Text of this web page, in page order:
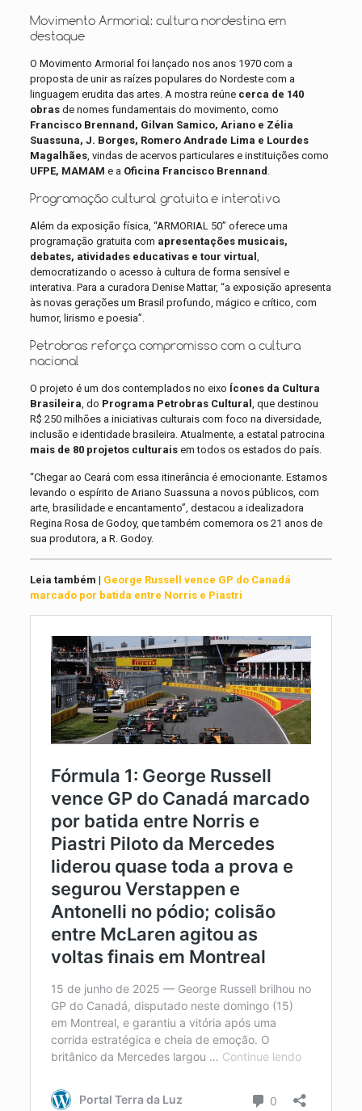
Movimento Armorial: cultura nordestina em
destaque
O Movimento Armorial foi lançado nos anos 1970 com a
proposta de unir as raízes populares do Nordeste com a
linguagem erudita das artes. A mostra reúne cerca de 140
obrasde nomes fundamentais do movimento, como
Francisco Brennand, Gilvan Samico, Ariano e Zélia
Suassuna, J. Borges, Romero Andrade Lima e Lourdes
Magalhães, vindas de acervos particulares e instituições como
UFPE, MAMAM e a Oficina Francisco Brennand
Programação cultural gratuita e interativa
Além da exposição física, “ARMORIAL 50” oferece uma
programação gratuita com apresentações musicais,
debates, atividades educativas e tour virtual
democratizando o acesso à cultura de forma sensível e
interativa. Para a curadora Denise Mattar, “a exposição apresenta
às novas gerações um Brasil profundo, mágico e crítico, com
humor, lirismo e poesia”.
Petrobras reforça compromisso com a cultura
nacional
O projeto é um dos contemplados no eixo Ícones da Cultura
Brasileira , do Programa Petrobras Cultural , que destinou
R$ 250 milhões a iniciativas culturais com foco na diversidade,
inclusão e identidade brasileira. Atualmente, a estatal patrocina
mais de 80 projetos culturaisem todos os estados do país.
“Chegar ao Ceará com essa itinerância é emocionante. Estamos
levando o espírito de Ariano Suassuna a novos públicos, com
arte, brasilidade e encantamento”, destacou a idealizadora
Regina Rosa de Godoy, que também comemora os 21 anos de
sua produtora, a R. Godoy.
Leia também | George Russell vence GP do Canadá
marcado por batida entre Norris e Piastri